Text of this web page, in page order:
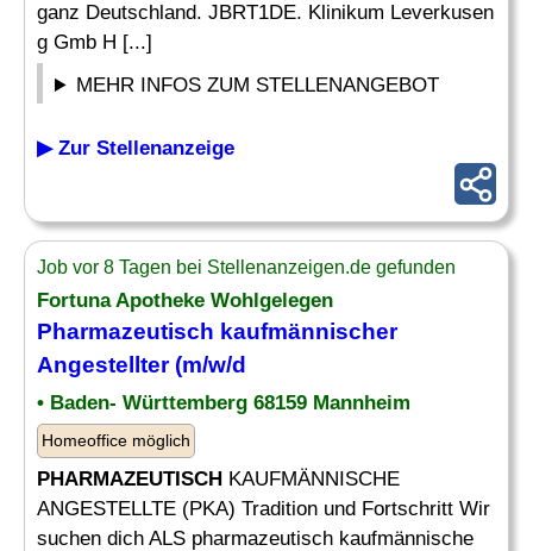
ganz Deutschland. JBRT1DE. Klinikum Leverkusen
g Gmb H [...]
MEHR INFOS ZUM STELLENANGEBOT
▶ Zur Stellenanzeige
Job vor 8 Tagen bei Stellenanzeigen.de gefunden
Fortuna Apotheke Wohlgelegen
Pharmazeutisch kaufmännischer
Angestellter(m/w/d
• Baden- Württemberg 68159 Mannheim
Homeoffice möglich
PHARMAZEUTISCH KAUFMÄNNISCHE
ANGESTELLTE (PKA) Tradition und Fortschritt Wir
suchen dich ALS pharmazeutisch kaufmännische